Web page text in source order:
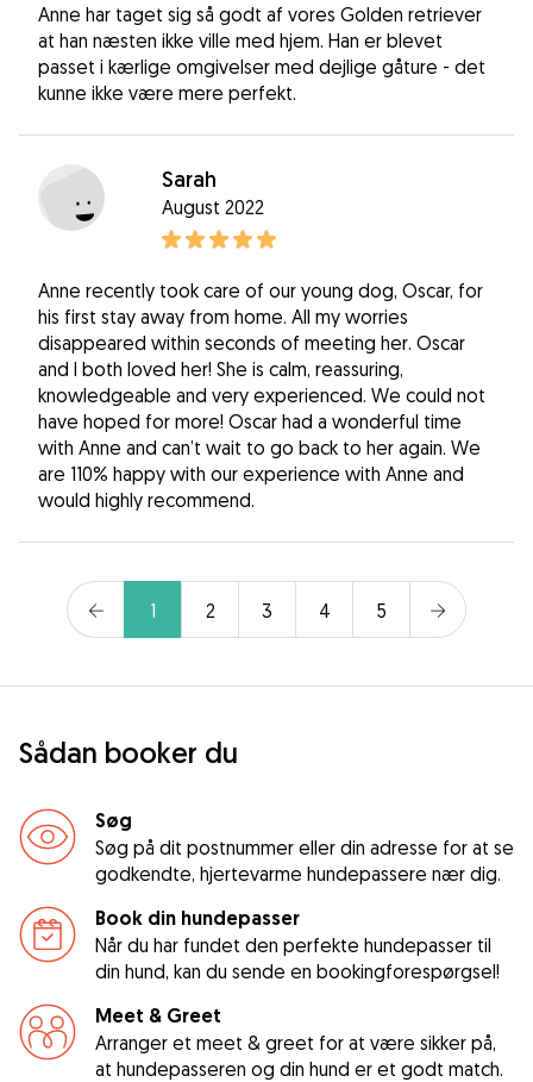
Anne har taget sig så godt af vores Golden retriever
at han næsten ikke ville med hjem. Han er blevet
passet i kærlige omgivelser med dejlige gåture - det
kunne ikke være mere perfekt.
Sarah
August 2022
Anne recently took care of our young dog, Oscar, for
his first stay away from home. All my worries
disappeared within seconds of meeting her. Oscar
and I both loved her! She is calm, reassuring,
knowledgeable and very experienced. We could not
have hoped for more! Oscar had a wonderful time
with Anne and can’t wait to go back to her again. We
are 110% happy with our experience with Anne and
would highly recommend.
1 2 3 4 5
Sådan booker du
Søg
Søg på dit postnummer eller din adresse for at se
godkendte, hjertevarme hundepassere nær dig.
Book din hundepasser
Når du har fundet den perfekte hundepasser til
din hund, kan du sende en bookingforespørgsel!
Meet & Greet
Arranger et meet & greet for at være sikker på,
at hundepasseren og din hund er et godt match.